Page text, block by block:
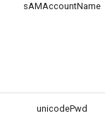
sAMAccountName
unicodePwd